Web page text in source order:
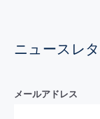
ニュースレ
メールアドレス